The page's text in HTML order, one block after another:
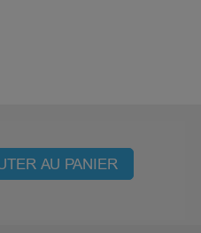
AU PANIER